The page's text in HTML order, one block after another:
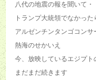
八代の地震の報を聞いて・
トランプ大統領でなかった
アルゼンチンタンゴコンサ
熱海のせかいえ
今、放映しているエジプト
まだまだ続きます